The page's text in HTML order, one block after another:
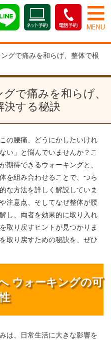
グで痛みを和らげ、整体で根
で痛みを和らげ、
決する秘訣
の腰痛、どうにかしたいけれ
い」と悩んでいませんか？こ
期待できるウォーキングと、
を組み合わせることで、つら
な方法を詳しく解説していま
注意点、そしてなぜ整体が腰
し、両者を効果的に取り入れ
取り戻すヒントが見つかりま
取り戻すための秘訣を、ぜひ
ウォーキングの可
は、日常生活に大きな影響を